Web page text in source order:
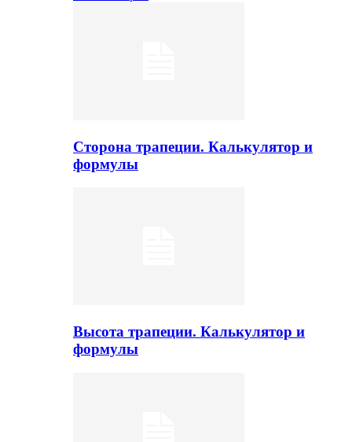
Сторона трапеции. Калькулятор и
формулы
Высота трапеции. Калькулятор и
формулы